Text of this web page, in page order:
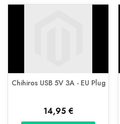
Chihiros USB 5V 3A - EU Plug
14,95 €